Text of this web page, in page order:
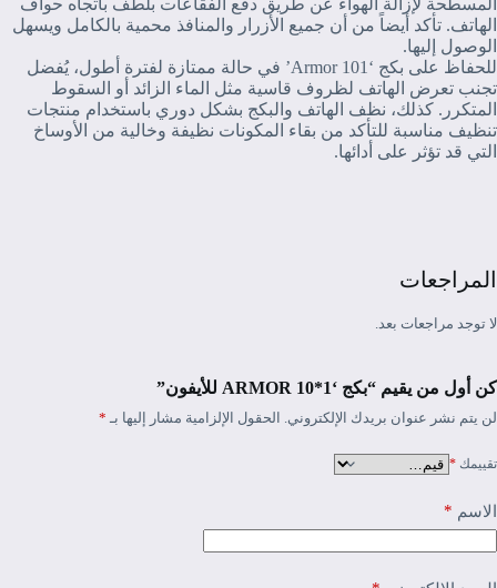
الهاتف. تأكد أيضاً من أن جميع الأزرار والمنافذ محمية بالكامل ويسهل
الوصول إليها.
للحفاظ على بكج ‘Armor 101’ في حالة ممتازة لفترة أطول، يُفضل
تجنب تعرض الهاتف لظروف قاسية مثل الماء الزائد أو السقوط
المتكرر. كذلك، نظف الهاتف والبكج بشكل دوري باستخدام منتجات
تنظيف مناسبة للتأكد من بقاء المكونات نظيفة وخالية من الأوساخ
التي قد تؤثر على أدائها.
المراجعات
لا توجد مراجعات بعد.
كن أول من يقيم “بكج ‘ARMOR 10*1 للأيفون”
لن يتم نشر عنوان بريدك الإلكتروني. الحقول الإلزامية مشار إليها بـ *
تقييمك *
الاسم *